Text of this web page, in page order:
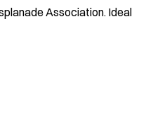
Association. Ideal